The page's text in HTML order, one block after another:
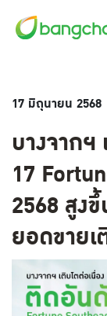
17 มิถุนายน 2568
บางจาก
17
2568 สูง
ยอดขายเ